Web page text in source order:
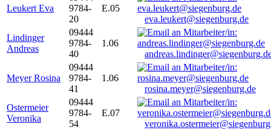
Leukert Eva
9784-
20
E.05
eva.leukert@siegenburg.de
Lindinger
Andreas
09444
9784-
40
1.06
Meyer Rosina
09444
9784-
41
1.06
rosina.meyer@siegenburg.de
Ostermeier
Veronika
09444
9784-
54
E.07